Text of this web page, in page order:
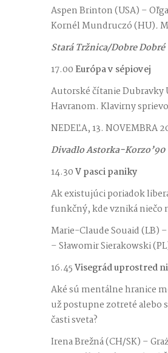
Aspen Brinton (USA) –
Kornél Mundruczó (HU).
Stará Tržnica/Dobre Dobré
17.00 Európa v sépiovej
Autorské čítanie Dubravky
Havranom. Klavirny
NEDEĽA, 13. NOVEMBRA
Divadlo Astorka-Korzo’90
14.30V pasci paniky
Ak existujúci poriadok
funkčný, kde vzniká niečo
Marie-Claude Souaid (LB)
– Sławomir Sierakowski
16.45Visegrád uprostred
Aké sú mentálne hranice
už postupne zotreté alebo
časti sveta?
Irena Brežná (CH/SK) –